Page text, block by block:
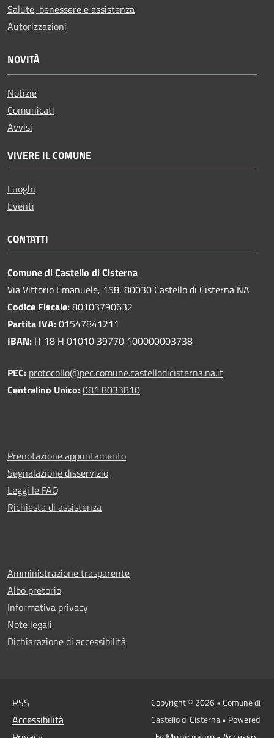
Salute, benessere e assistenza
Autorizzazioni
NOVITÀ
Notizie
Comunicati
Avvisi
VIVERE IL COMUNE
Luoghi
Eventi
CONTATTI
Comune di Castello di Cisterna
Via Vittorio Emanuele, 158, 80030 Castello di Cisterna NA
Codice Fiscale:80103790632
Partita IVA:01547841211
IBAN: IT 18 H 01010 39770 100000003738
PEC: protocollo@pec.comune.castellodicisterna.na.it
Centralino Unico:081 8033810
Prenotazione appuntamento
Segnalazione disservizio
Leggi le FAQ
Richiesta di assistenza
Amministrazione trasparente
Albo pretorio
Informativa privacy
Note legali
Dichiarazione di accessibilità
RSS
Accessibilità
Copyright © 2026 • Comune di
Castello di Cisterna • Powered